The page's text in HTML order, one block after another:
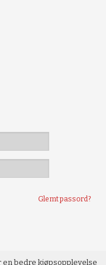
Glemt passord?
en bedre kjøpsopplevelse